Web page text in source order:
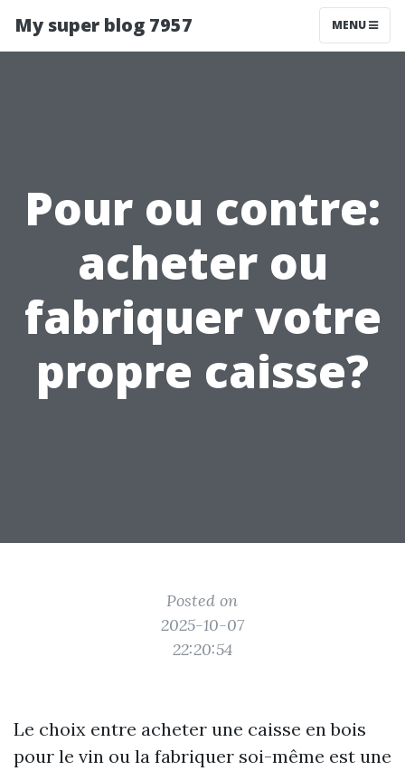
My super blog 7957 MENU
Pour ou contre:
acheter ou
fabriquer votre
propre caisse?
Posted on
2025-10-07
22:20:54
Le choix entre acheter une caisse en bois
pour le vin ou la fabriquer soi-même est une